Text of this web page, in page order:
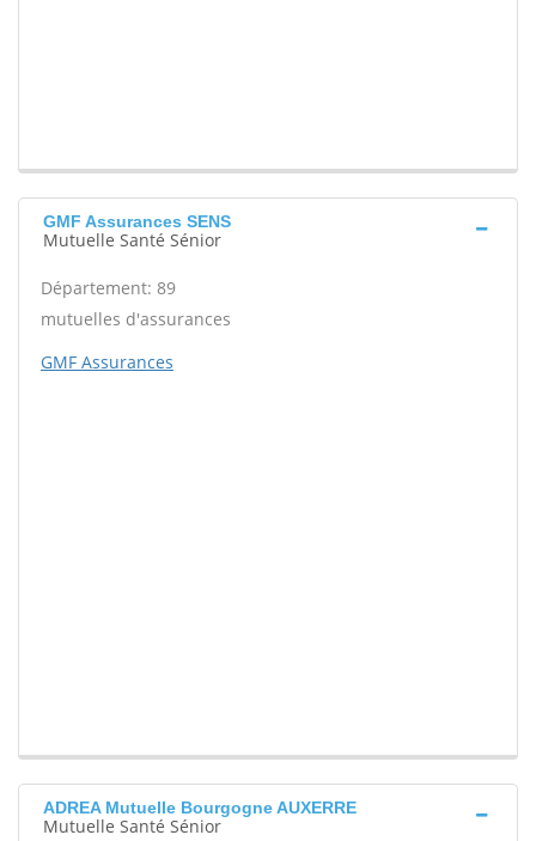
GMF Assurances SENS
Mutuelle Santé Sénior
Département: 89
mutuelles d'assurances
GMF Assurances
ADREA Mutuelle Bourgogne AUXERRE
Mutuelle Santé Sénior